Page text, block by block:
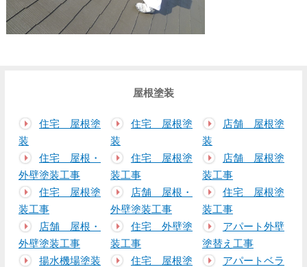
屋根塗装
住宅 屋根塗
装
住宅 屋根塗
装
店舗 屋根塗
装
住宅 屋根・
外壁塗装工事
住宅 屋根塗
装工事
店舗 屋根塗
装工事
住宅 屋根塗
装工事
店舗 屋根・
外壁塗装工事
住宅 屋根塗
装工事
店舗 屋根・
外壁塗装工事
住宅 外壁塗
装工事
アパート外壁
塗替え工事
揚水機場塗装
住宅 屋根塗
アパートベラ